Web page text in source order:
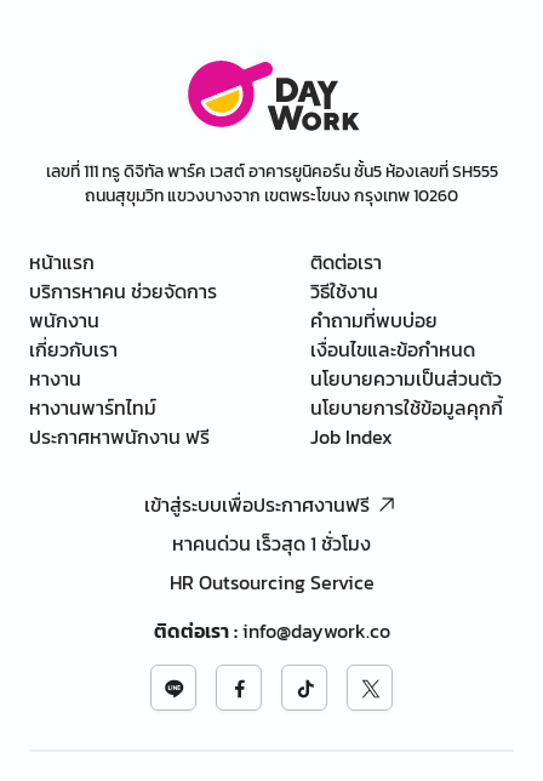
เลขที่ 111 ทรู ดิจิทัล พาร์ค เวสต์ อาคารยูนิคอร์น ชั้น5 ห้องเลขที่ SH555
ถนนสุขุมวิท แขวงบางจาก เขตพระโขนง กรุงเทพ 10260
หน้าแรก
บริการหาคน ช่วยจัดการ
พนักงาน
เกี่ยวกับเรา
หางาน
หางานพาร์ทไทม์
ประกาศหาพนักงาน ฟรี
ติดต่อเรา
วิธีใช้งาน
คำถามที่พบบ่อย
เงื่อนไขและข้อกำหนด
นโยบายความเป็นส่วนตัว
นโยบายการใช้ข้อมูลคุกกี้
Job Index
เข้าสู่ระบบเพื่อประกาศงานฟรี
หาคนด่วน เร็วสุด 1 ชั่วโมง
HR Outsourcing Service
ติดต่อเรา:info@daywork.co